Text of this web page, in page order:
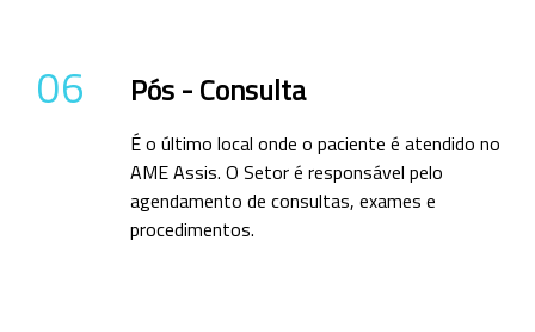
06 Pós - Consulta
É o último local onde o paciente é atendido no
AME Assis. O Setor é responsável pelo
agendamento de consultas, exames e
procedimentos.